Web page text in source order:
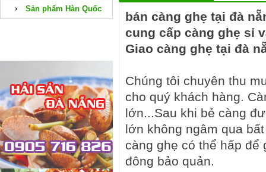
Sản phẩm Hàn Quốc
bán càng ghẹ tại đà
cung cấp càng ghẹ sỉ
Giao càng ghẹ tại đà
Chúng tôi chuyên thu
cho quý khách hàng.
lớn...Sau khi bẻ càng
lớn không ngâm qua
càng ghẹ có thể hấp
đông bảo quản.